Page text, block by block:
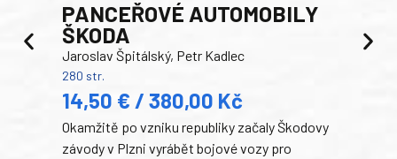
PANCEŘOVÉ AUTOMOBILY
ŠKODA
Jaroslav Špitálský, Petr Kadlec
280 str.
14,50 € / 380,00 Kč
Okamžitě po vzniku republiky začaly Škodovy
závody v Plzni vyrábět bojové vozy pro